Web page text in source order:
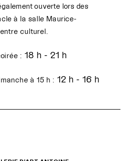
ouverte lors des
à la salle Maurice-
culturel.
: 18 h - 21 h
à 15 h : 12 h - 16 h